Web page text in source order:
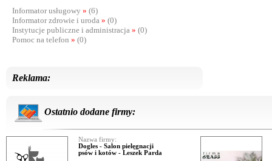
Informator usługowy » (6)
Informator zdrowie i uroda » (0)
Instytucje publiczne i administracja » (0)
Pomoc na telefon » (0)
Reklama:
Ostatnio dodane firmy:
Nazwa firmy:
Dogles - Salon pielęgnacji
psów i kotów - Leszek Parda